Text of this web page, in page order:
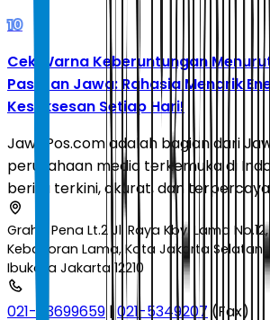
10
Cek Warna Keberuntungan
Pasaran Jawa: Rahasia Menarik
Kesuksesan Setiap Hari!
JawaPos.com adalah bagian dari
perusahaan media terkemuka di
berita terkini, akurat, dan
Graha Pena Lt.2 Jl. Raya Kby. Lama
Kebayoran Lama, Kota Jakarta Selatan,
Ibukota Jakarta 12210
021-53699659 |021-5349207 (Fax)